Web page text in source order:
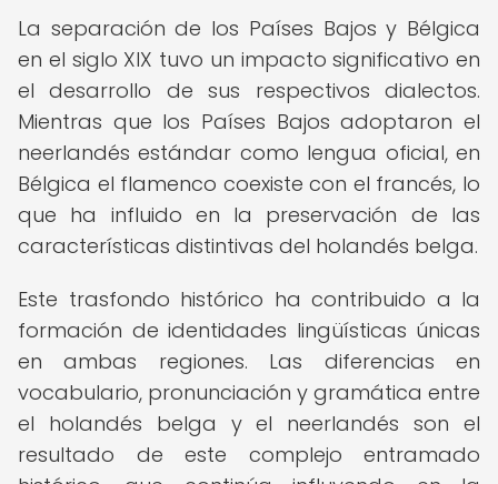
La separación de los Países Bajos y Bélgica
en el siglo XIX tuvo un impacto significativo en
el desarrollo de sus respectivos dialectos.
Mientras que los Países Bajos adoptaron el
neerlandés estándar como lengua oficial, en
Bélgica el flamenco coexiste con el francés, lo
que ha influido en la preservación de las
características distintivas del holandés belga.
Este trasfondo histórico ha contribuido a la
formación de identidades lingüísticas únicas
en ambas regiones. Las diferencias en
vocabulario, pronunciación y gramática entre
el holandés belga y el neerlandés son el
resultado de este complejo entramado